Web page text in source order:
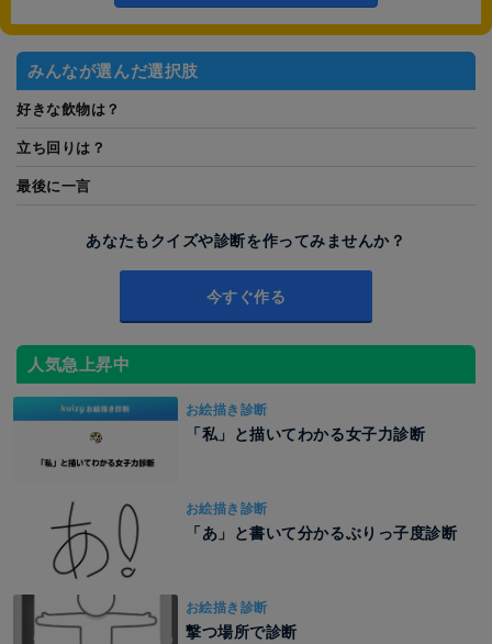
みんなが選んだ選択肢
好きな飲物は？
立ち回りは？
最後に一言
あなたもクイズや診断を作ってみませんか？
今すぐ作る
人気急上昇中
お絵描き診断
「私」と描いてわかる女子力診断
お絵描き診断
「あ」と書いて分かるぶりっ子度診断
お絵描き診断
撃つ場所で診断